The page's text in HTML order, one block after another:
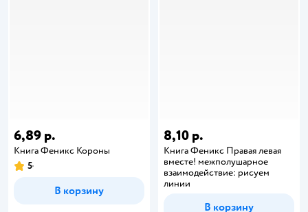
6,89 р.
Книга Феникс Короны
5
В корзину
8,10 р.
Книга Феникс Правая левая
вместе! межполушарное
взаимодействие: рисуем
линии
В корзину